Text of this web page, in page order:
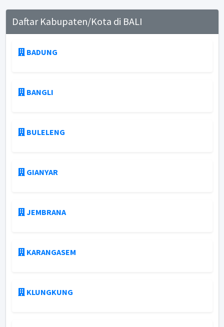
Daftar Kabupaten/Kota di BALI
BADUNG
BANGLI
BULELENG
GIANYAR
JEMBRANA
KARANGASEM
KLUNGKUNG